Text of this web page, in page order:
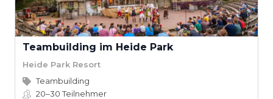
Teambuilding im Heide Park
Heide Park Resort
Teambuilding
20–30Teilnehmer